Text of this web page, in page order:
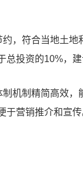
，符合当地土地
投资的10%，建
机制精简高效
于营销推介和宣